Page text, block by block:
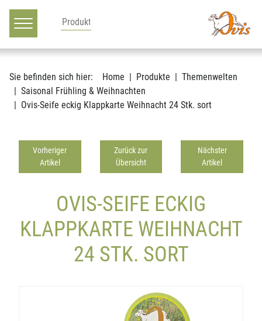
Hauptnavigation
Zum Inhalt
Sie befinden sich hier: Home Produkte
Themenwelten
Saisonal Frühling & Weihnachten
Ovis-Seife eckig Klappkarte Weihnacht 24 Stk. sort
Vorheriger
Artikel
Zurück zur
Übersicht
Nächster
Artikel
OVIS-SEIFE ECKIG
KLAPPKARTE WEIHNACHT
24 STK. SORT